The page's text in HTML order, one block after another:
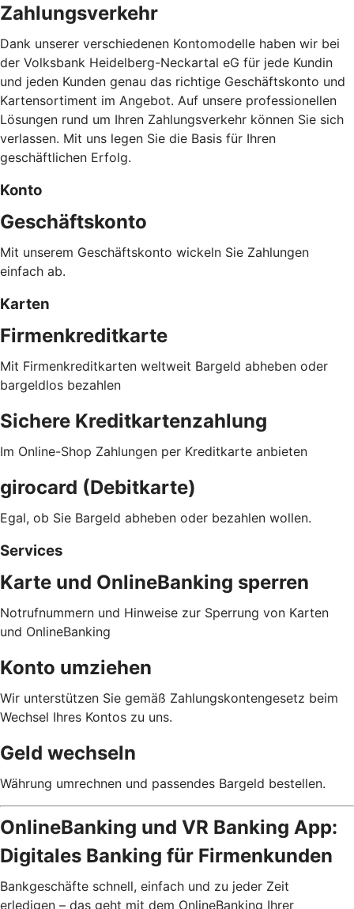
Zahlungsverkehr
Dank unserer verschiedenen Kontomodelle haben wir bei
der Volksbank Heidelberg-Neckartal eG für jede Kundin
und jeden Kunden genau das richtige Geschäftskonto und
Kartensortiment im Angebot. Auf unsere professionellen
Lösungen rund um Ihren Zahlungsverkehr können Sie sich
verlassen. Mit uns legen Sie die Basis für Ihren
geschäftlichen Erfolg.
Konto
Geschäftskonto
Mit unserem Geschäftskonto wickeln Sie Zahlungen
einfach ab.
Karten
Firmenkreditkarte
Mit Firmenkreditkarten weltweit Bargeld abheben oder
bargeldlos bezahlen
Sichere Kreditkartenzahlung
Im Online-Shop Zahlungen per Kreditkarte anbieten
girocard (Debitkarte)
Egal, ob Sie Bargeld abheben oder bezahlen wollen.
Services
Karte und OnlineBanking sperren
Notrufnummern und Hinweise zur Sperrung von Karten
und OnlineBanking
Konto umziehen
Wir unterstützen Sie gemäß Zahlungskontengesetz beim
Wechsel Ihres Kontos zu uns.
Geld wechseln
Währung umrechnen und passendes Bargeld bestellen.
OnlineBanking und VR Banking App:
Digitales Banking für Firmenkunden
Bankgeschäfte schnell, einfach und zu jeder Zeit
erledigen – das geht mit dem OnlineBanking Ihrer